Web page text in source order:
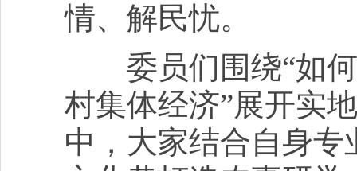
情、解民忧。
委员们围绕“如何
村集体经济”展开实
中，大家结合自身